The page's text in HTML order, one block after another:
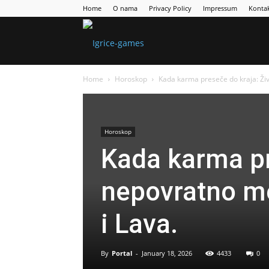
Home O nama Privacy Policy Impressum
Home Horoskop Kada karma preseče do kraja:
Horoskop
Kada karma
nepovratno
i Lava.
By Portal - January 18, 2026 4433 0